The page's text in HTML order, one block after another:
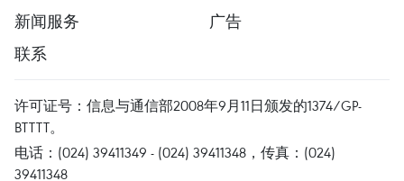
新闻服务
广告
联系
许可证号：信息与通信部2008年9月11日颁发的1374/GP-
BTTTT。
电话：(024) 39411349 - (024) 39411348，传真：(024)
39411348